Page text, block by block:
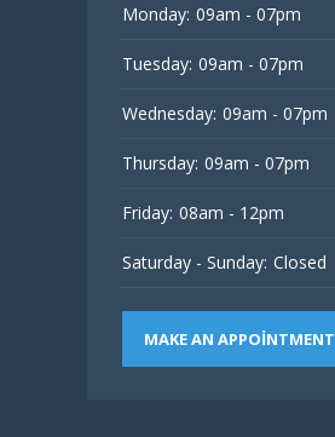
Monday: 09am - 07pm
Tuesday: 09am - 07pm
Wednesday: 09am - 07pm
Thursday: 09am - 07pm
Friday: 08am - 12pm
Saturday - Sunday: Closed
MAKE AN APPOINTMENT